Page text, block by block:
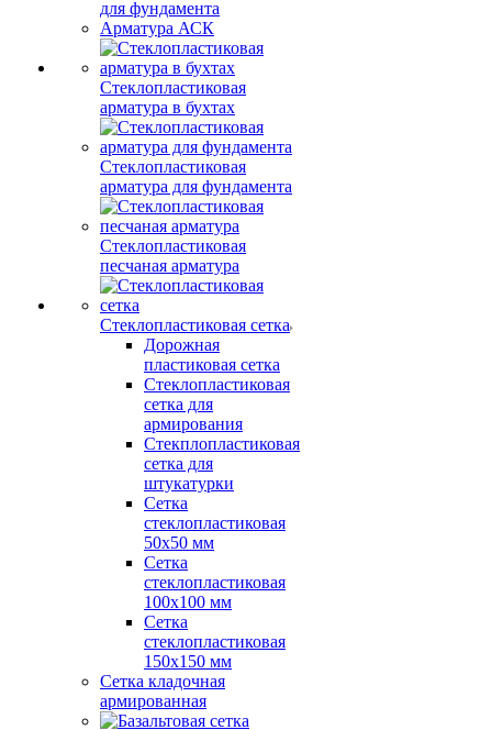
для фундамента
Арматура АСК
Стеклопластиковая
арматура в бухтах
Стеклопластиковая
арматура для фундамента
Стеклопластиковая
песчаная арматура
Стеклопластиковая сетка
Дорожная
пластиковая сетка
Стеклопластиковая
сетка для
армирования
Стекплопластиковая
сетка для
штукатурки
Сетка
стеклопластиковая
50x50 мм
Сетка
стеклопластиковая
100x100 мм
Сетка
стеклопластиковая
150x150 мм
Сетка кладочная
армированная